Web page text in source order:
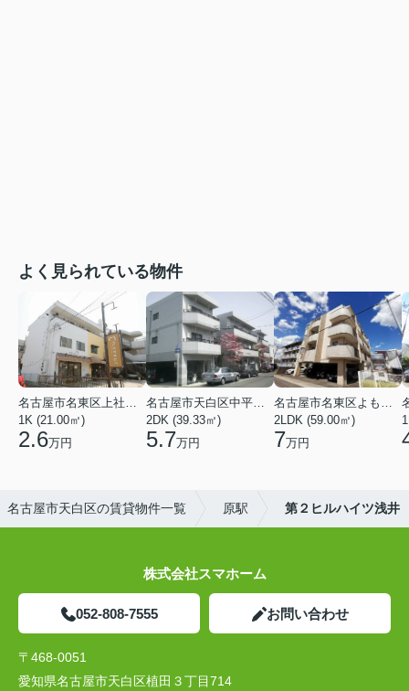
よく見られている物件
名古屋市名東区上社２丁目
1K (21.00㎡)
2.6万円
名古屋市天白区中平２丁目
2DK (39.33㎡)
5.7万円
名古屋市名東区よもぎ台２丁目
2LDK (59.00㎡)
7万円
名古屋市天白区の賃貸物件一覧 原駅 第２ヒルハイツ浅井
株式会社スマホーム
052-808-7555 お問い合わせ
〒468-0051
愛知県名古屋市天白区植田３丁目714